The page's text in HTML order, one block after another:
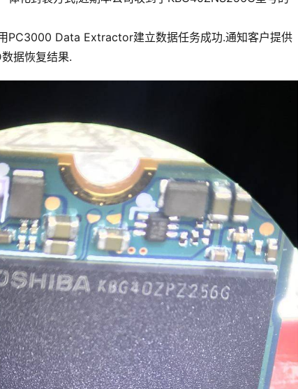
PC3000 Data Extractor建立数据任务成功.通知客户提供
据恢复结果.